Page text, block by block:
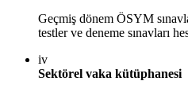
Geçmiş dönem ÖSYM
testler ve deneme sınavları
iv
Sektörel vaka kütüphanesi